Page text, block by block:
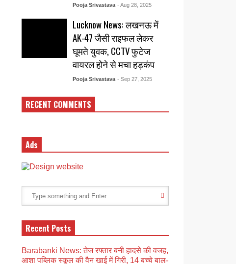
Pooja Srivastava - Aug 28, 2025
Lucknow News: लखनऊ में
AK-47 जैसी राइफल लेकर
घूमते युवक, CCTV फुटेज
वायरल होने से मचा हड़कंप
Pooja Srivastava - Sep 27, 2025
RECENT COMMENTS
Ads
Recent Posts
Barabanki News: तेज रफ्तार बनी हादसे की वजह,
आशा पब्लिक स्कूल की वैन खाई में गिरी, 14 बच्चे बाल-